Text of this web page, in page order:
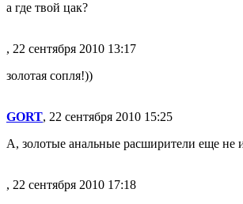
а где твой цак?
, 22 сентября 2010 13:17
золотая сопля!))
GORT, 22 сентября 2010 15:25
А, золотые анальные расширители еще не
, 22 сентября 2010 17:18